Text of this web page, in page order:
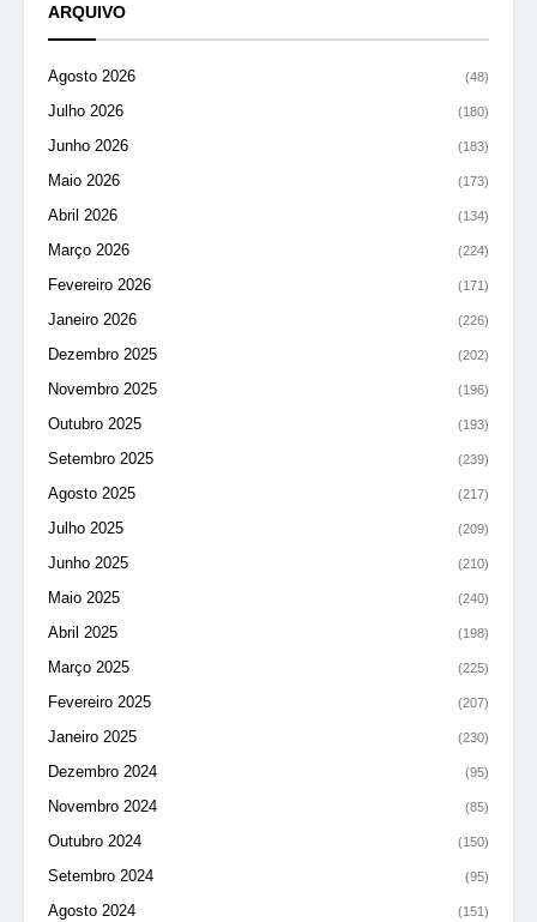
ARQUIVO
Agosto 2026 (48)
Julho 2026 (180)
Junho 2026 (183)
Maio 2026 (173)
Abril 2026 (134)
Março 2026 (224)
Fevereiro 2026 (171)
Janeiro 2026 (226)
Dezembro 2025 (202)
Novembro 2025 (196)
Outubro 2025 (193)
Setembro 2025 (239)
Agosto 2025 (217)
Julho 2025 (209)
Junho 2025 (210)
Maio 2025 (240)
Abril 2025 (198)
Março 2025 (225)
Fevereiro 2025 (207)
Janeiro 2025 (230)
Dezembro 2024 (95)
Novembro 2024 (85)
Outubro 2024 (150)
Setembro 2024 (95)
Agosto 2024 (151)